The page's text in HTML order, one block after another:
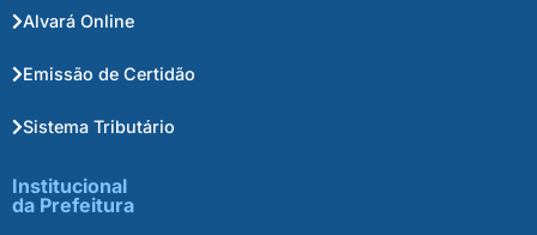
Alvará Online
Emissão de Certidão
Sistema Tributário
Institucional
da Prefeitura